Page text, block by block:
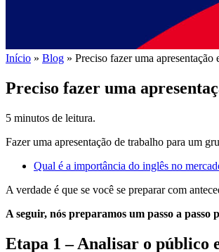
Início » Blog » Preciso fazer uma
Preciso fazer uma
5 minutos de leitura.
Fazer uma apresentação de trabalho para um
Qual é a importância do inglês no
A verdade é que se você se preparar com
A seguir, nós preparamos um passo a passo
Etapa 1 – Analisar o público